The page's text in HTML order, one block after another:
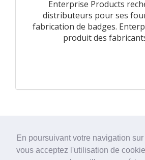
En poursuivant votre navigation sur
vous acceptez l'utilisation de
Enterprise Products
distributeurs pour ses
fabrication de badges.
produit des